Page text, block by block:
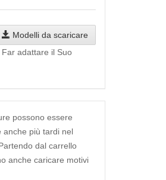
Modelli da scaricare
adattare il Suo
possono essere
anche più tardi nel
dal carrello
anche caricare motivi